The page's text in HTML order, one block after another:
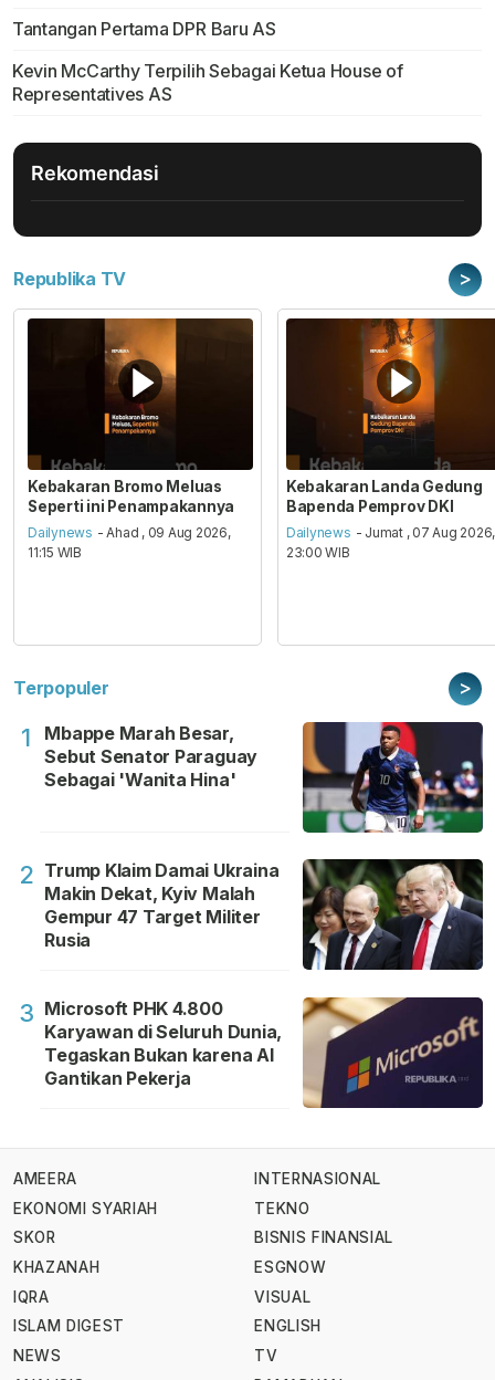
Tantangan Pertama DPR Baru AS
Kevin McCarthy Terpilih Sebagai Ketua House of
Representatives AS
Rekomendasi
Republika TV >
Kebakaran Bromo Meluas
Seperti ini Penampakannya
Dailynews - Ahad , 09 Aug 2026,
11:15 WIB
Kebakaran Landa Gedung
Bapenda Pemprov DKI
Dailynews - Jumat , 07 Aug 2026,
23:00 WIB
Terpopuler >
1
Mbappe Marah Besar,
Sebut Senator Paraguay
Sebagai 'Wanita Hina'
2 Trump Klaim Damai Ukraina
Makin Dekat, Kyiv Malah
Gempur 47 Target Militer
Rusia
3 Microsoft PHK 4.800
Karyawan di Seluruh Dunia,
Tegaskan Bukan karena AI
Gantikan Pekerja
AMEERA
EKONOMI SYARIAH
SKOR
KHAZANAH
IQRA
ISLAM DIGEST
NEWS
INTERNASIONAL
TEKNO
BISNIS FINANSIAL
ESGNOW
VISUAL
ENGLISH
TV